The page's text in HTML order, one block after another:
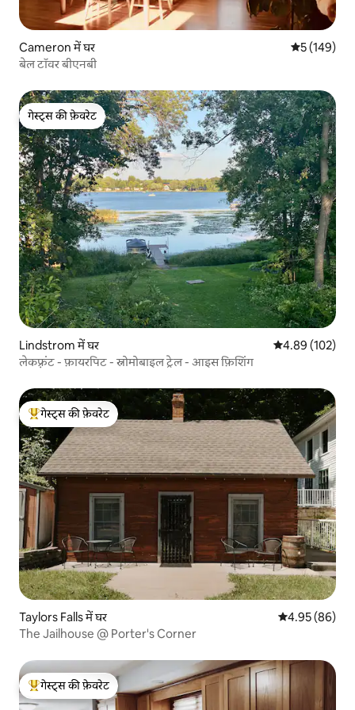
Cameron में घर औसत रेटिंग 5
5 (149)
बेल टॉवर बीएनबी
गेस्ट्स की फ़ेवरेट
गेस्ट्स की फ़ेवरेट
Lindstrom में घर औसत रेटिंग 5 में से
4.89 (102)
लेकफ़्रंट - फ़ायरपिट - स्नोमोबाइल ट्रेल - आइस फ़िशिंग
गेस्ट्स का टॉप फ़ेवरेट
गेस्ट्स की फ़ेवरेट
Taylors Falls में घर औसत रेटिंग 5 में
4.95 (86)
The Jailhouse @ Porter's Corner
गेस्ट्स का टॉप फ़ेवरेट
गेस्ट्स की फ़ेवरेट